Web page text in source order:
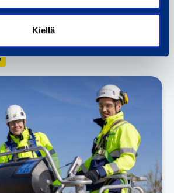
Kiellä
Among Finland’s